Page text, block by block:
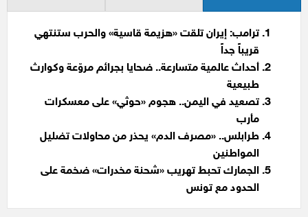
ترامب: إيران تلقت «هزيمة قاسية» والحرب ستنتهي
قريباً جداً
أحداث عالمية متسارعة.. ضحايا بجرائم مروّعة وكوارث
طبيعية
تصعيد في اليمن.. هجوم «حوثي» على معسكرات
مأرب
طرابلس.. «مصرف الدم» يحذر من محاولات تضليل
المواطنين
الجمارك تحبط تهريب «شحنة مخدرات» ضخمة على
الحدود مع تونس